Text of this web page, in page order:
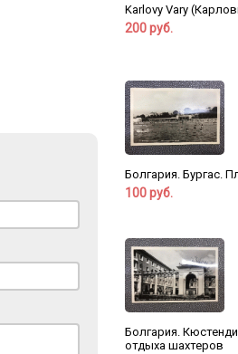
Karlovy Vary
200 руб.
Болгария. Бургас.
100 руб.
Болгария.
отдыха шахтеров